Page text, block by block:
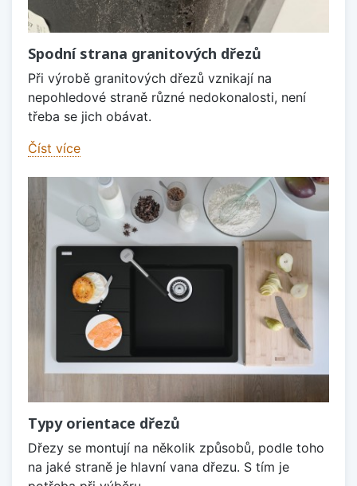
Spodní strana granitových dřezů
Při výrobě granitových dřezů vznikají na
nepohledové straně různé nedokonalosti, není
třeba se jich obávat.
Číst více
Typy orientace dřezů
Dřezy se montují na několik způsobů, podle toho
na jaké straně je hlavní vana dřezu. S tím je